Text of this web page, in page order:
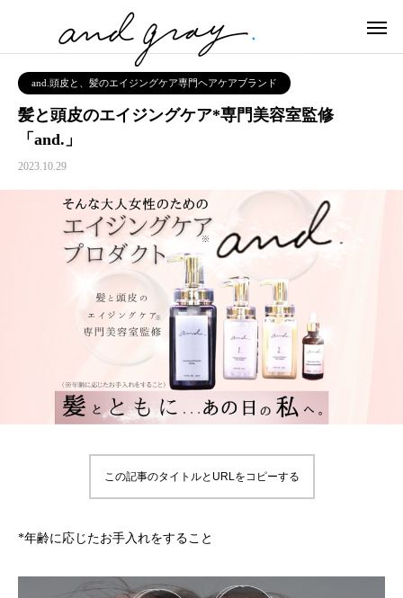
and.頭皮と、髪のエイジングケア専門ヘアケアブランド
髪と頭皮のエイジングケア*専門美容室監修
「and.」
2023.10.29
この記事のタイトルとURLをコピーする
*年齢に応じたお手入れをすること